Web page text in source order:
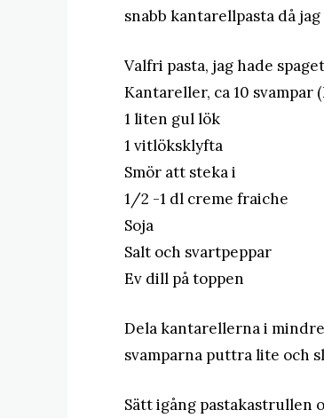
snabb kantarellpasta då
Valfri pasta, jag hade
Kantareller, ca 10
1 liten gul lök
1 vitlöksklyfta
Smör att steka i
1/2 -1 dl creme fraiche
Soja
Salt och svartpeppar
Ev dill på toppen
Dela kantarellerna i
svamparna puttra lite och
Sätt igång pastakastrullen